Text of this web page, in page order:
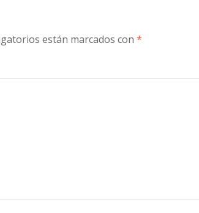
están marcados con *